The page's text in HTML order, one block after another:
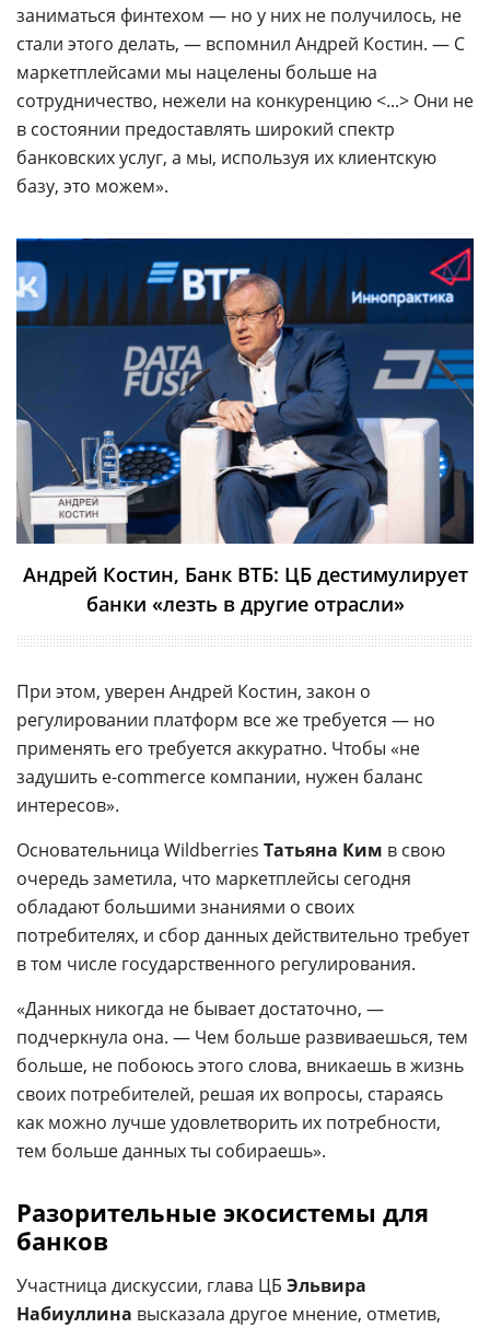
заниматься финтехом — но у них не получилось, не
стали этого делать, — вспомнил Андрей Костин. — С
маркетплейсами мы нацелены больше на
сотрудничество, нежели на конкуренцию <...> Они не
в состоянии предоставлять широкий спектр
банковских услуг, а мы, используя их клиентскую
базу, это можем».
Андрей Костин, Банк ВТБ: ЦБ дестимулирует
банки «лезть в другие отрасли»
При этом, уверен Андрей Костин, закон о
регулировании платформ все же требуется — но
применять его требуется аккуратно. Чтобы «не
задушить е-commerce компании, нужен баланс
интересов».
Основательница Wildberries Татьяна Ким в свою
очередь заметила, что маркетплейсы сегодня
обладают большими знаниями о своих
потребителях, и сбор данных действительно требует
в том числе государственного регулирования.
«Данных никогда не бывает достаточно, —
подчеркнула она. — Чем больше развиваешься, тем
больше, не побоюсь этого слова, вникаешь в жизнь
своих потребителей, решая их вопросы, стараясь
как можно лучше удовлетворить их потребности,
тем больше данных ты собираешь».
Разорительные экосистемы для
банков
Участница дискуссии, глава ЦБ Эльвира
Набиуллина высказала другое мнение, отметив,